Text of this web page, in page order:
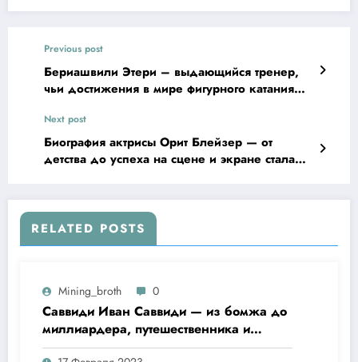
Previous post
Бериашвили Этери – выдающийся тренер,
чьи достижения в мире фигурного катания
Next post
Биография актрисы Орит Блейзер — от
детства до успеха на сцене и экране стала
RELATED POSTS
Mining_broth 0
Саввиди Иван Саввиди — из бомжа до
миллиардера, путешественника и
футбольного президента —